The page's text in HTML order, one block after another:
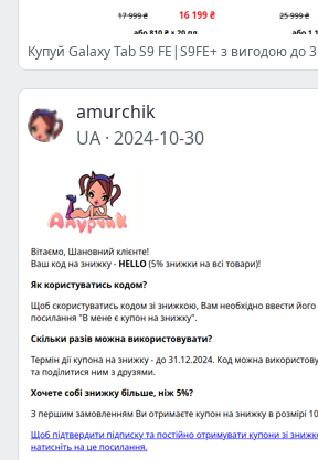
amurchik
UA · 2024-10-30